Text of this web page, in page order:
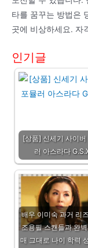
타를 꿈꾸는 방법은
곳에 비상하세요. 자
인기글
[상품] 신세기 사이버
러 아스라다
배우 이미숙 과거 리
조용필 스캔들과 완
매 그대로 나이 학력